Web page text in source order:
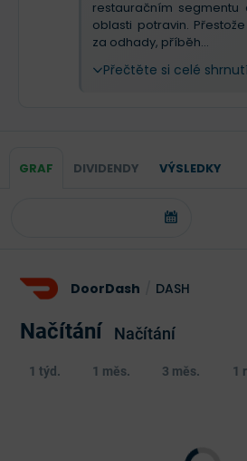
restauračním segmentu
oblasti potravin.
za odhady, příběh...
Přečtěte si celé
GRAF DIVIDENDY VÝSLEDKY
DoorDash DASH
Načítání Načítání
1 týd. 1 měs. 3 měs. 1